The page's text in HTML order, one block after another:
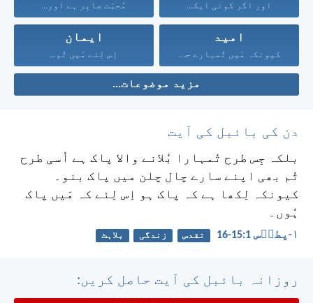
اور اگر کوئی ایک... مُحبّت صابِر ہے اور...
امید
کیونکہ مَیں تُمہارے حق...
ایمان
اِس لِئے مَیں تُم...
مزید موضوعات...
دن کی بائبل کی آیت
بلکہ جِس طرح تُمہارا بُلانے والا پاک ہے اُسی طرح
تُم بھی اپنے سارے چال چلن میں پاک بنو۔
کیونکہ لِکھا ہے کہ پاک ہو اِس لِئے کہ مَیں پاک
ہُوں۔
۱-پطرؔس 1:‏15-‏16 تقدس زندگی بلاہٹ
روزانہ بائبل کی آیت حاصل کریں: